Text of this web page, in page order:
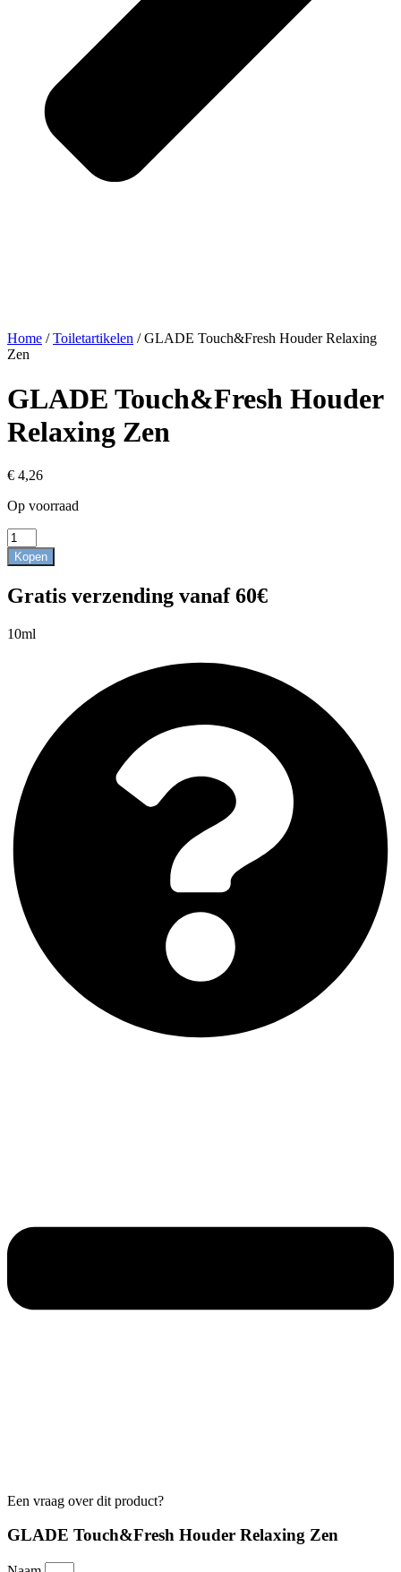
Home /Toiletartikelen / GLADE Touch&Fresh Houder Relaxing
Zen
GLADE Touch&Fresh Houder
Relaxing Zen
€ 4,26
Op voorraad
GLADE
Touch&Fresh
Houder
Zen
Kopen
Gratis verzending vanaf 60€
10ml
Een vraag over dit product?
GLADE Touch&Fresh Houder Relaxing Zen